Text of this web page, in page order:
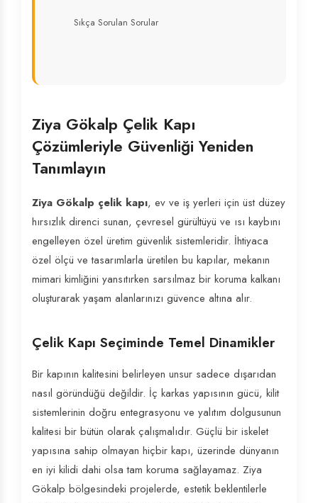
Sıkça Sorulan Sorular
Ziya Gökalp Çelik Kapı
Çözümleriyle Güvenliği Yeniden
Tanımlayın
Ziya Gökalp çelik kapı, ev ve iş yerleri için üst düzey
hırsızlık direnci sunan, çevresel gürültüyü ve ısı kaybını
engelleyen özel üretim güvenlik sistemleridir. İhtiyaca
özel ölçü ve tasarımlarla üretilen bu kapılar, mekanın
mimari kimliğini yansıtırken sarsılmaz bir koruma kalkanı
oluşturarak yaşam alanlarınızı güvence altına alır.
Çelik Kapı Seçiminde Temel Dinamikler
Bir kapının kalitesini belirleyen unsur sadece dışarıdan
nasıl göründüğü değildir. İç karkas yapısının gücü, kilit
sistemlerinin doğru entegrasyonu ve yalıtım dolgusunun
kalitesi bir bütün olarak çalışmalıdır. Güçlü bir iskelet
yapısına sahip olmayan hiçbir kapı, üzerinde dünyanın
en iyi kilidi dahi olsa tam koruma sağlayamaz. Ziya
Gökalp bölgesindeki projelerde, estetik beklentilerle